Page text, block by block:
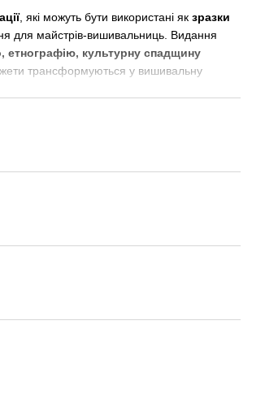
, які можуть бути використані як зразки
для майстрів‑вишивальниць. Видання
етнографію, культурну спадщину
трансформуються у вишивальну